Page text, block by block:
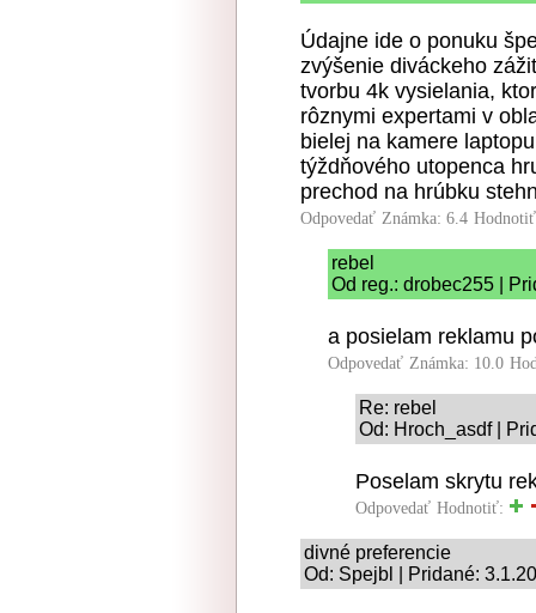
Údajne ide o ponuku
zvýšenie diváckeho
tvorbu 4k vysielania,
rôznymi expertami v
bielej na kamere
týždňového utopenca
prechod na hrúbku
Odpovedať Známka: 6.4
rebel
Od reg.: drobec255 |
a posielam reklamu
Odpovedať Známka: 10.0
Re: rebel
Od: Hroch_asdf |
Poselam skrytu
Odpovedať Hodnotiť:
divné preferencie
Od: Spejbl | Pridané: